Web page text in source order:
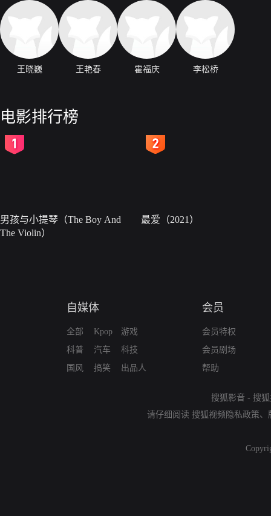
王晓巍 王艳春 霍福庆 李松桥
电影排行榜
男孩与小提琴（The Boy And
The Violin）
最爱（2021）
自媒体
全部
科普
国风
Kpop
汽车
搞笑
游戏
科技
出品人
会员
会员特权
会员剧场
帮助
搜狐影音 - 搜
请仔细阅读 搜狐视频隐私政策、